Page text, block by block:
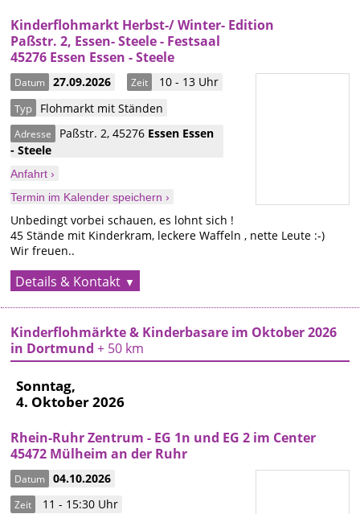
Kinderflohmarkt Herbst-/ Winter- Edition
Paßstr. 2, Essen- Steele - Festsaal
45276 Essen Essen - Steele
Datum 27.09.2026 Zeit 10 - 13 Uhr
Typ Flohmarkt mit Ständen
Adresse Paßstr. 2,45276 Essen Essen
- Steele
Anfahrt ›
Termin im Kalender speichern ›
Unbedingt vorbei schauen, es lohnt sich !
45 Stände mit Kinderkram, leckere Waffeln , nette Leute :-)
Wir freuen..
Details & Kontakt
Kinderflohmärkte & Kinderbasare im Oktober 2026
in Dortmund+ 50 km
Sonntag,
4. Oktober 2026
Rhein-Ruhr Zentrum - EG 1n und EG 2 im Center
45472 Mülheim an der Ruhr
Datum 04.10.2026
Zeit 11 - 15:30 Uhr